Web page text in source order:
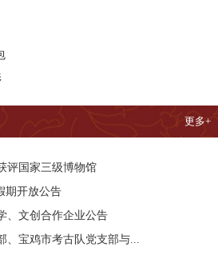
更多+
评国家三级博物馆
期开放公告
、文创合作企业公告
、宝鸡市考古队党支部与...